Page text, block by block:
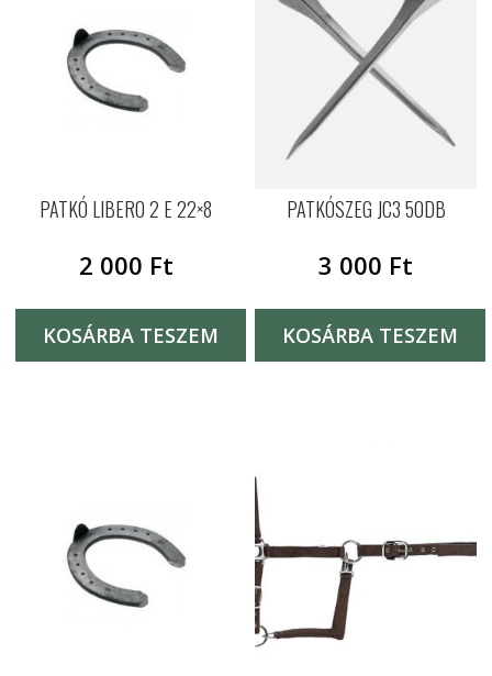
PATKÓ LIBERO 2 E 22×8
2 000 Ft
KOSÁRBA TESZEM
PATKÓSZEG JC3 50DB
3 000 Ft
KOSÁRBA TESZEM